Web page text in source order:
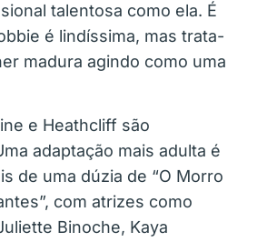
talentosa como ela. É
é lindíssima, mas trata-
madura agindo como uma
e Heathcliff são
adaptação mais adulta é
de uma dúzia de “O Morro
com atrizes como
Binoche, Kaya